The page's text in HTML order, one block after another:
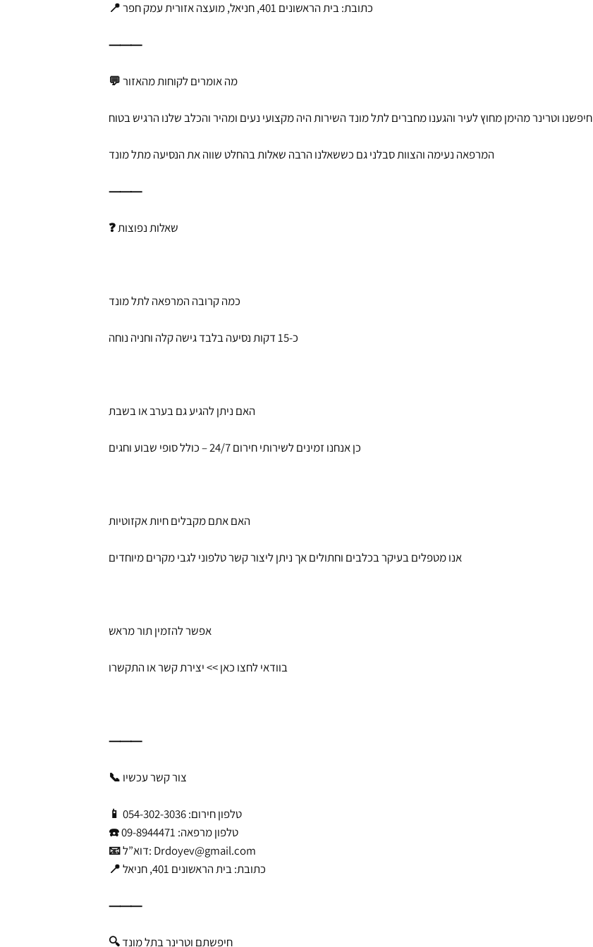
📍 כתובת: בית הראשונים 401, חניאל, מועצה אזורית עמק חפר
⸻
💬 מה אומרים לקוחות מהאזור
חיפשנו וטרינר מהימן מחוץ לעיר והגענו מחברים לתל מונד השירות היה מקצועי נעים ומהיר והכלב שלנו הרגיש בטוח
המרפאה נעימה והצוות סבלני גם כששאלנו הרבה שאלות בהחלט שווה את הנסיעה מתל מונד
⸻
❓ שאלות נפוצות
כמה קרובה המרפאה לתל מונד
כ-15 דקות נסיעה בלבד גישה קלה וחניה נוחה
האם ניתן להגיע גם בערב או בשבת
כן אנחנו זמינים לשירותי חירום 24/7 – כולל סופי שבוע וחגים
האם אתם מקבלים חיות אקזוטיות
אנו מטפלים בעיקר בכלבים וחתולים אך ניתן ליצור קשר טלפוני לגבי מקרים מיוחדים
אפשר להזמין תור מראש
בוודאי לחצו כאן >> יצירת קשר או התקשרו
⸻
📞 צור קשר עכשיו
📱 טלפון חירום: 054-302-3036
☎️ טלפון מרפאה: 09-8944471
📧 דוא”ל: Drdoyev@gmail.com
📍 כתובת: בית הראשונים 401, חניאל
⸻
🔍 חיפשתם וטרינר בתל מונד